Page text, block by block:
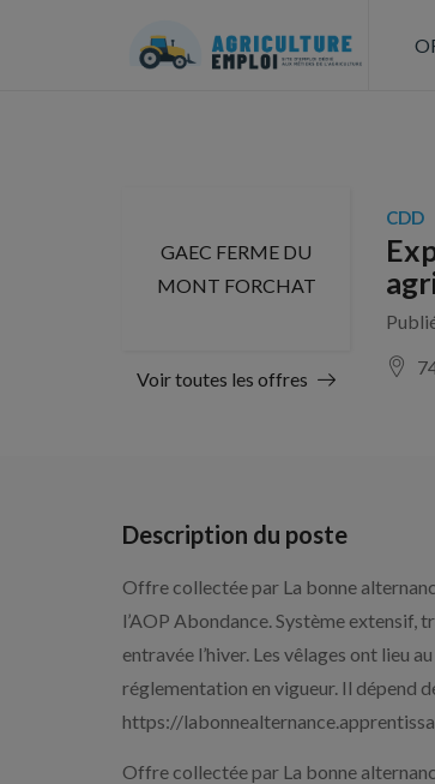
GAEC FERME DU
MONT FORCHAT
Voir toutes les offres
CDD
Description du poste
Offre collectée par La bonne
l’AOP Abondance. Système extensif,
entravée l’hiver. Les vêlages ont lieu
réglementation en vigueur. Il dépend
https://
Offre collectée par La bonne